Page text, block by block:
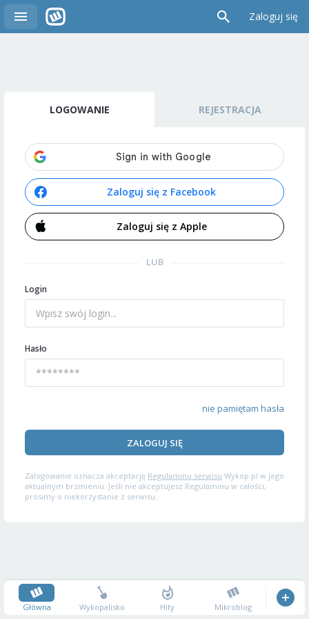
Zaloguj się
LOGOWANIE REJESTRACJA
Zaloguj się z Facebook
Zaloguj się z Apple
LUB
Login
Hasło
nie pamiętam hasła
ZALOGUJ SIĘ
Zalogowanie oznacza akceptację Regulaminu serwisu Wykop.pl w jego
aktualnym brzmieniu. Jeśli nie akceptujesz Regulaminu w całości,
prosimy o niekorzystanie z serwisu.
Główna Wykopalisko Hity Mikroblog